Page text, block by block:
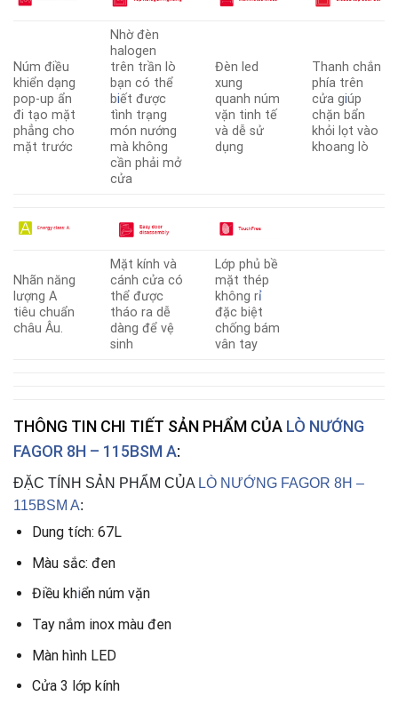
Núm điều
khiển dạng
pop-up ẩn
đi tạo mặt
phẳng cho
mặt trước
Nhờ đèn
halogen
trên trần lò
bạn có thể
biết được
tình trạng
món nướng
mà không
cần phải mở
cửa
Đèn led
xung
quanh núm
vặn tinh tế
và dễ sử
dụng
Thanh chắn
phía trên
cửa giúp
chặn bẩn
khỏi lọt vào
khoang lò
Nhãn năng
lượng A
tiêu chuẩn
châu Âu.
Mặt kính và
cánh cửa có
thể được
tháo ra dễ
dàng để vệ
sinh
Lớp phủ bề
mặt thép
không rỉ
đặc biệt
chống bám
vân tay
THÔNG TIN CHI TIẾT SẢN PHẨM CỦA LÒ NƯỚNG
FAGOR 8H – 115BSM A:
ĐẶC TÍNH SẢN PHẨM CỦA LÒ NƯỚNG FAGOR 8H –
115BSM A:
Dung tích: 67L
Màu sắc: đen
Điều khiển núm vặn
Tay nắm inox màu đen
Màn hình LED
Cửa 3 lớp kính